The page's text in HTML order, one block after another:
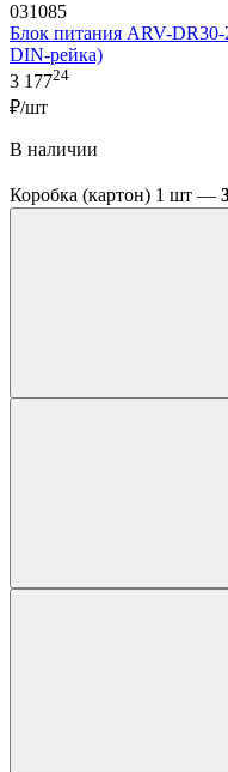
031085
Блок питания ARV-
DIN-рейка)
3 17724
₽/шт
В наличии
Коробка (картон) 1 шт —